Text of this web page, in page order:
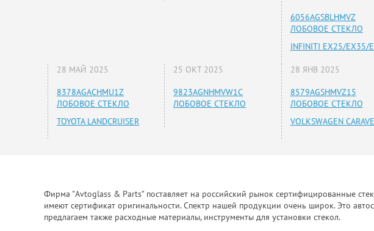
6056AGSBLHMVZ
ЛОБОВОЕ СТЕКЛО
INFINITI EX25/EX35/
28 МАЙ 2025
8378AGACHMU1Z
ЛОБОВОЕ СТЕКЛО
TOYOTA LANDCRUISER
25 ОКТ 2025
9823AGNHMVW1C
ЛОБОВОЕ СТЕКЛО
28 ЯНВ 2025
8579AGSHMVZ15
ЛОБОВОЕ СТЕКЛО
VOLKSWAGEN
Фирма "Avtoglass & Parts" поставляет на российский рынок сертифицированные
имеют сертификат оригинальности. Спектр нашей продукции очень широк. Это
предлагаем также расходные материалы, инструменты для установки стекол.